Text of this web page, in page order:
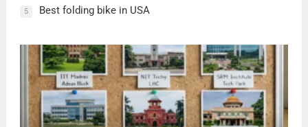
5 Best folding bike in USA